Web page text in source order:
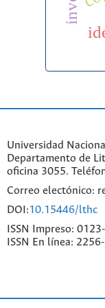
Universidad
Departamento de
oficina 3055.
Correo electónico:
DOI:10.15446/lthc
ISSN Impreso:
ISSN En línea: